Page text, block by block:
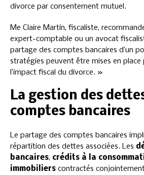
divorce par consentement mutuel.
Me Claire Martin, fiscaliste,
expert-comptable ou un avocat
partage des comptes bancaires d’un
stratégies peuvent être mises en place
l’impact fiscal du divorce. »
La gestion des
comptes bancaires
Le partage des comptes bancaires
répartition des dettes associées. Les
bancaires, crédits à la
immobiliers contractés